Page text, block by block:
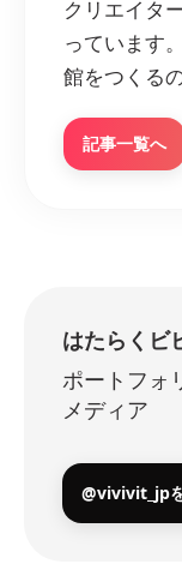
クリエイタ
っています
館をつくる
記事一覧へ
はたらくビ
ポートフォ
メディア
@vivivit_jp